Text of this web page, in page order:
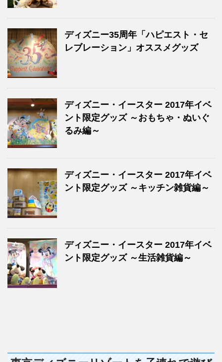
ディズニー35周年「ハピエスト・セ
レブレーション」オススメグッズ
ディズニー・イースター 2017年イベ
ント限定グッズ ～おもちゃ・ぬいぐ
るみ編～
ディズニー・イースター 2017年イベ
ント限定グッズ ～キッチン雑貨編～
ディズニー・イースター 2017年イベ
ント限定グッズ ～生活雑貨編～